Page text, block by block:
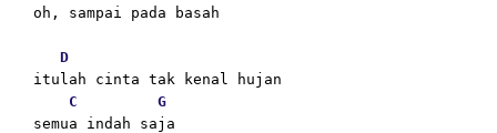
oh, sampai pada basah
D
itulah cinta tak kenal hujan
C
G
semua indah saja